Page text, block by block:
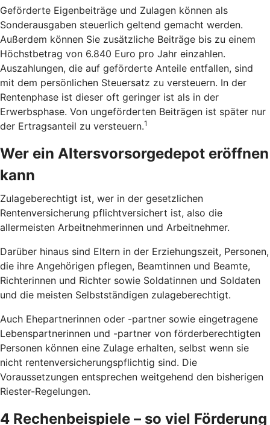
Geförderte Eigenbeiträge und Zulagen können als
Sonderausgaben steuerlich geltend gemacht werden.
Außerdem können Sie zusätzliche Beiträge bis zu einem
Höchstbetrag von 6.840 Euro pro Jahr einzahlen.
Auszahlungen, die auf geförderte Anteile entfallen, sind
mit dem persönlichen Steuersatz zu versteuern. In der
Rentenphase ist dieser oft geringer ist als in der
Erwerbsphase. Von ungeförderten Beiträgen ist später nur
der Ertragsanteil zu versteuern.1
Wer ein Altersvorsorgedepot eröffnen
kann
Zulageberechtigt ist, wer in der gesetzlichen
Rentenversicherung pflichtversichert ist, also die
allermeisten Arbeitnehmerinnen und Arbeitnehmer.
Darüber hinaus sind Eltern in der Erziehungszeit, Personen,
die ihre Angehörigen pflegen, Beamtinnen und Beamte,
Richterinnen und Richter sowie Soldatinnen und Soldaten
und die meisten Selbstständigen zulageberechtigt.
Auch Ehepartnerinnen oder -partner sowie eingetragene
Lebenspartnerinnen und -partner von förderberechtigten
Personen können eine Zulage erhalten, selbst wenn sie
nicht rentenversicherungspflichtig sind. Die
Voraussetzungen entsprechen weitgehend den bisherigen
Riester-Regelungen.
4 Rechenbeispiele – so viel Förderung